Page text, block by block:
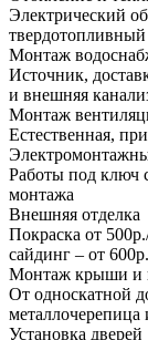
Электрический
твердотопливный
Монтаж
Источник,
и внешняя
Монтаж
Естественная,
Работы под ключ
монтажа
Внешняя отделка
Покраска от
сайдинг – от
Монтаж крыши и
От односкатной
металлочерепица
Установка дверей